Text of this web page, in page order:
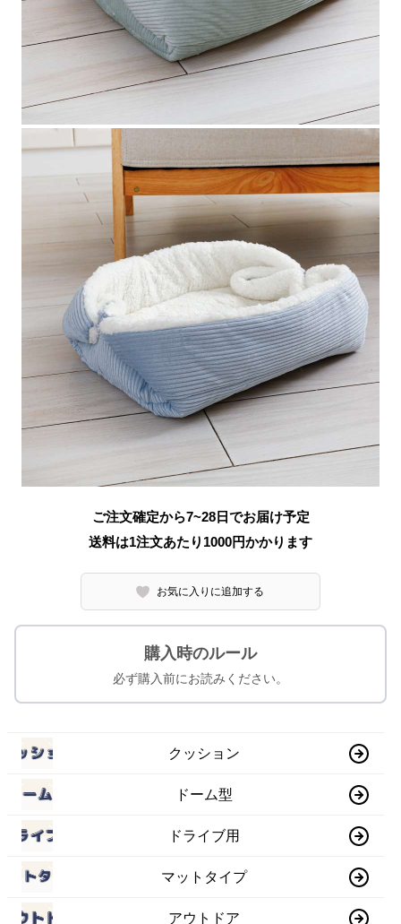
ご注文確定から7~28日でお届け予定
送料は1注文あたり 1000円かかります
お気に入りに追加する
購入時のルール
必ず購入前にお読みください。
クッション
ドーム型
ドライブ用
マットタイプ
アウトドア